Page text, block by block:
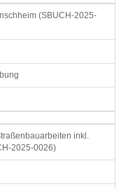
(SBUCH-2025-
inkl.
2025-0026)